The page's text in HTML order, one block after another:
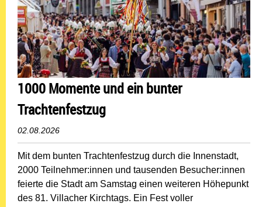
1000 Momente und ein bunter
Trachtenfestzug
02.08.2026
Mit dem bunten Trachtenfestzug durch die Innenstadt,
2000 Teilnehmer:innen und tausenden Besucher:innen
feierte die Stadt am Samstag einen weiteren Höhepunkt
des 81. Villacher Kirchtags. Ein Fest voller